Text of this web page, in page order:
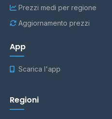
Prezzi medi per regione
Aggiornamento prezzi
App
Scarica l'app
Regioni